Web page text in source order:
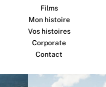
Films
Mon histoire
Vos histoires
Corporate
Contact